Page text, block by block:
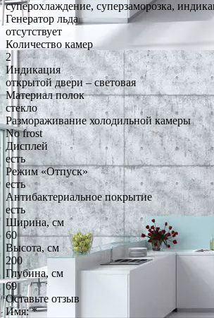
суперохлаждение, суперзаморозка,
Генератор льда
отсутствует
Количество камер
2
Индикация
открытой двери – световая
Материал полок
стекло
Размораживание холодильной камеры
No frost
Дисплей
есть
Режим «Отпуск»
есть
Антибактериальное покрытие
есть
Ширина, см
60
Высота, см
200
Глубина, см
69
Оставьте отзыв
Имя:*